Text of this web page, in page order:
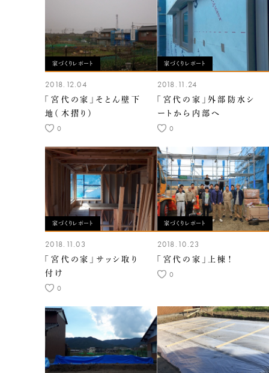
家づくりレポート
2018.12.04
「宮代の家」そとん壁下
地（木摺り）
0
家づくりレポート
2018.11.24
「宮代の家」外部防水シ
ートから内部へ
0
家づくりレポート
2018.11.03
「宮代の家」サッシ取り
付け
0
家づくりレポート
2018.10.23
「宮代の家」上棟！
0